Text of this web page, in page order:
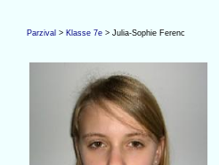
Parzival > Klasse 7e > Julia-Sophie Ferenc